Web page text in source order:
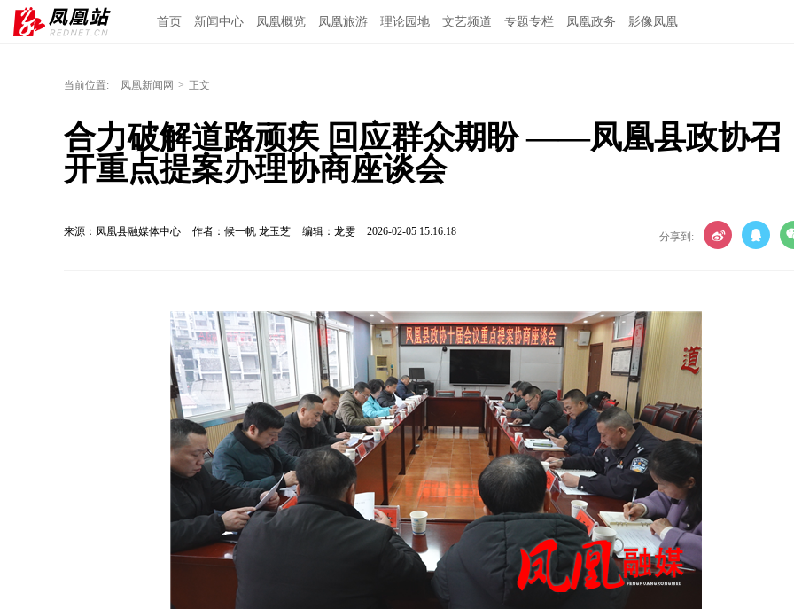
首页 新闻中心 凤凰概览 凤凰旅游 理论园地 文艺频道 专题专栏 凤凰政务 影像凤凰
当前位置: 凤凰新闻网 > 正文
合力破解道路顽疾 回应群众期盼 ——凤凰县政协召
开重点提案办理协商座谈会
来源：凤凰县融媒体中心 作者：候一帆 龙玉芝 编辑：龙雯 2026-02-05 15:16:18 分享到: